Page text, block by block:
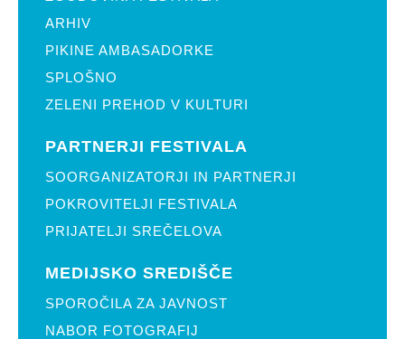
ARHIV
PIKINE AMBASADORKE
SPLOŠNO
ZELENI PREHOD V KULTURI
PARTNERJI FESTIVALA
SOORGANIZATORJI IN PARTNERJI
POKROVITELJI FESTIVALA
PRIJATELJI SREČELOVA
MEDIJSKO SREDIŠČE
SPOROČILA ZA JAVNOST
NABOR FOTOGRAFIJ